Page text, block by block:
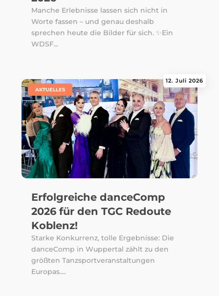
Manche Erlebnisse lassen sich nicht in
Worte fassen – und genau deshalb
sprechen heute die Bilder für sich. ✨Ein
WDSF...
Erfolgreiche danceComp
2026 für den TGC Redoute
Koblenz!
12. Juli 2026
AKTUELLES
Starke Konkurrenz, tolle Ergebnisse: Die
danceComp in Wuppertal zählt zu den
größten Tanzsportveranstaltungen
Europas....